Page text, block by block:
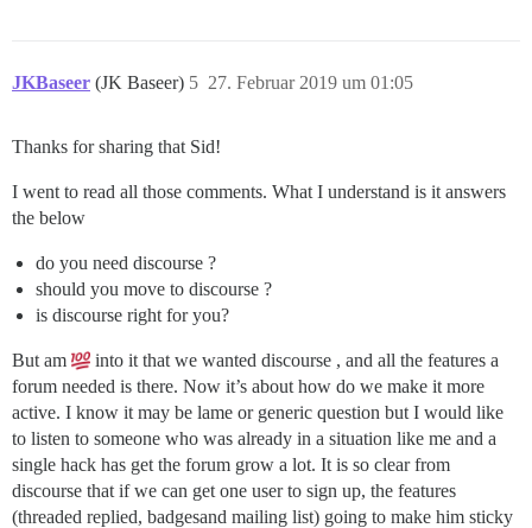
JKBaseer (JK Baseer) 27. Februar 2019 um 01:05
5
Thanks for sharing that Sid!
I went to read all those comments. What I understand is it answers
the below
do you need discourse ?
should you move to discourse ?
is discourse right for you?
But am
into it that we wanted discourse , and all the features a
forum needed is there. Now it’s about how do we make it more
active. I know it may be lame or generic question but I would like
to listen to someone who was already in a situation like me and a
single hack has get the forum grow a lot. It is so clear from
discourse that if we can get one user to sign up, the features
(threaded replied, badgesand mailing list) going to make him sticky